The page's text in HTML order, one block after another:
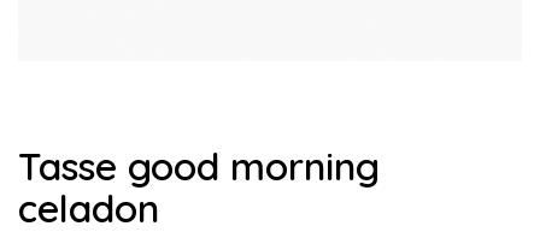
Tasse good morning
celadon